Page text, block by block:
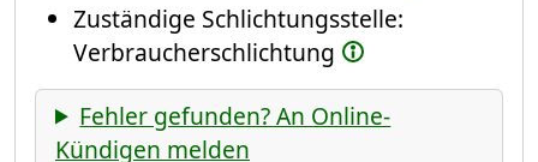
Zuständige Schlichtungsstelle:
Verbraucherschlichtung
Fehler gefunden? An Online-
Kündigen melden